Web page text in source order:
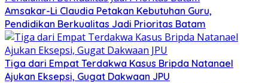
Amsakar-Li Claudia Petakan Kebutuhan Guru,
Pendidikan Berkualitas Jadi Prioritas Batam
Tiga dari Empat Terdakwa Kasus Bripda Natanael
Ajukan Eksepsi, Gugat Dakwaan JPU